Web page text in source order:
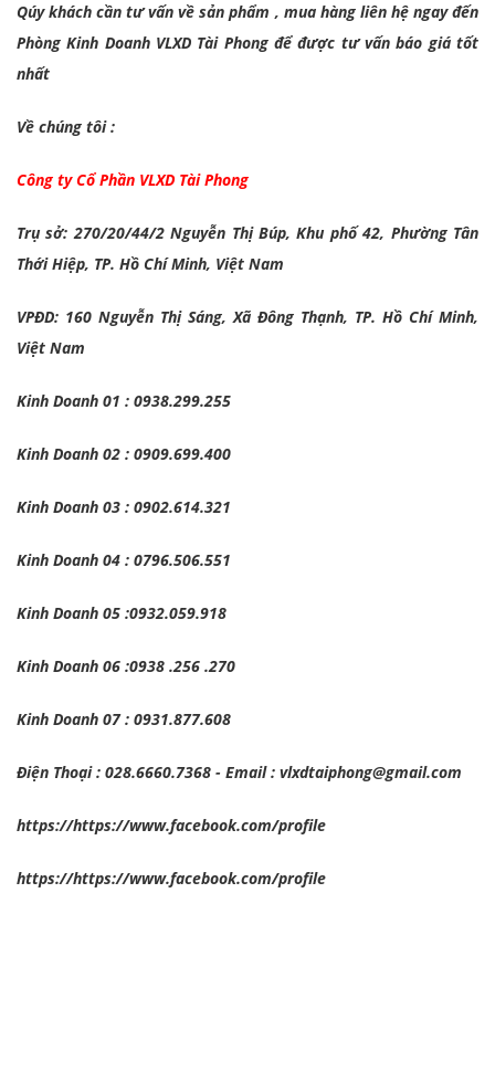
Qúy khách cần tư vấn về sản phẩm , mua hàng liên hệ ngay đến
Phòng Kinh Doanh VLXD Tài Phong để được tư vấn báo giá tốt
nhất
Về chúng tôi :
Công ty Cổ Phần VLXD Tài Phong
Trụ sở: 270/20/44/2 Nguyễn Thị Búp, Khu phố 42, Phường Tân
Thới Hiệp, TP. Hồ Chí Minh, Việt Nam
VPĐD: 160 Nguyễn Thị Sáng, Xã Đông Thạnh, TP. Hồ Chí Minh,
Việt Nam
Kinh Doanh 01 : 0938.299.255
Kinh Doanh 02 : 0909.699.400
Kinh Doanh 03 : 0902.614.321
Kinh Doanh 04 : 0796.506.551
Kinh Doanh 05 :0932.059.918
Kinh Doanh 06 :0938 .256 .270
Kinh Doanh 07 : 0931.877.608
Điện Thoại : 028.6660.7368 - Email : vlxdtaiphong@gmail.com
https://https://www.facebook.com/profile
https://https://www.facebook.com/profile